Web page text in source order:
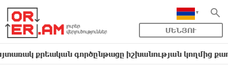
ՄԵՆՅՈՒ
գործընթացը իշխանության կողմից